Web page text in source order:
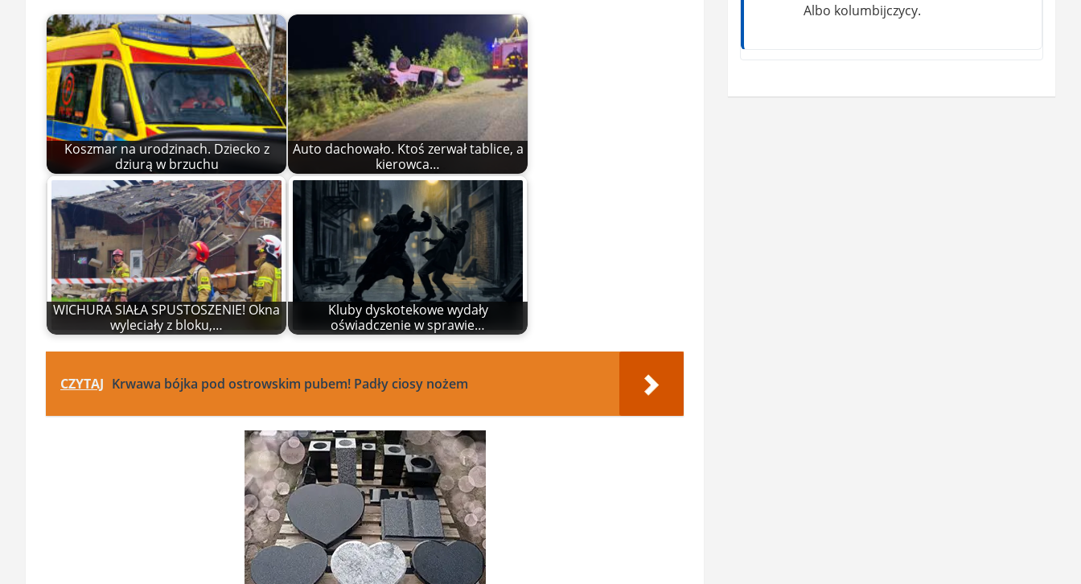
Koszmar na urodzinach. Dziecko z
dziurą w brzuchu
Auto dachowało. Ktoś zerwał tablice, a
kierowca…
WICHURA SIAŁA SPUSTOSZENIE! Okna
wyleciały z bloku,…
Kluby dyskotekowe wydały
oświadczenie w sprawie…
CZYTAJ Krwawa bójka pod ostrowskim pubem! Padły ciosy nożem
Albo kolumbijczycy.